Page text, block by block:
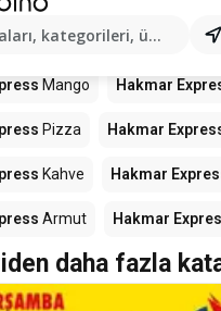
kategorileri, ürünleri
diğer
Mango Hakmar
Pizza Hakmar
Kahve Hakmar
Armut Hakmar
daha fazla